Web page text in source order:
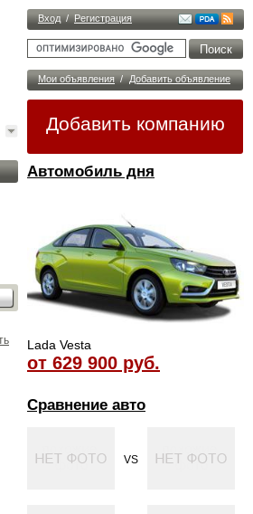
Вход / Регистрация
Мои объявления / Добавить объявление
Добавить компанию
Автомобиль дня
Lada Vesta
от 629 900 руб.
Сравнение авто
VS